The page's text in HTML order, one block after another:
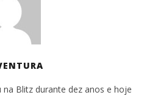
Blitz durante dez anos e hoje